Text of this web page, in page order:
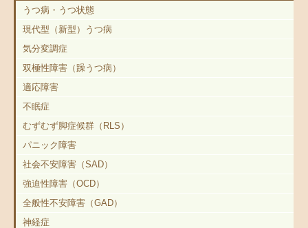
うつ病・うつ状態
現代型（新型）うつ病
気分変調症
双極性障害（躁うつ病）
適応障害
不眠症
むずむず脚症候群（RLS）
パニック障害
社会不安障害（SAD）
強迫性障害（OCD）
全般性不安障害（GAD）
神経症